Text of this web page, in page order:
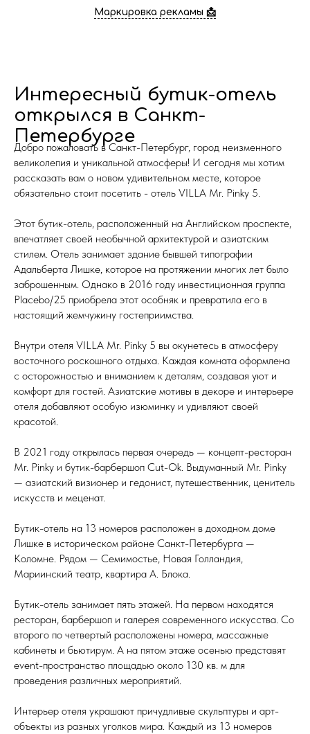
Маркировка рекламы 📩
Интересный бутик-отель
открылся в Санкт-
Петербурге
Добро пожаловать в Санкт-Петербург, город неизменного
великолепия и уникальной атмосферы! И сегодня мы хотим
рассказать вам о новом удивительном месте, которое
обязательно стоит посетить - отель VILLA Mr. Pinky 5.
Этот бутик-отель, расположенный на Английском проспекте,
впечатляет своей необычной архитектурой и азиатским
стилем. Отель занимает здание бывшей типографии
Адальберта Лишке, которое на протяжении многих лет было
заброшенным. Однако в 2016 году инвестиционная группа
Placebo/25 приобрела этот особняк и превратила его в
настоящий жемчужину гостеприимства.
Внутри отеля VILLA Mr. Pinky 5 вы окунетесь в атмосферу
восточного роскошного отдыха. Каждая комната оформлена
с осторожностью и вниманием к деталям, создавая уют и
комфорт для гостей. Азиатские мотивы в декоре и интерьере
отеля добавляют особую изюминку и удивляют своей
красотой.
В 2021 году открылась первая очередь — концепт-ресторан
Mr. Pinky и бутик-барбершоп Cut-Ok. Выдуманный Mr. Pinky
— азиатский визионер и гедонист, путешественник, ценитель
искусств и меценат.
Бутик-отель на 13 номеров расположен в доходном доме
Лишке в историческом районе Санкт-Петербурга —
Коломне. Рядом — Семимостье, Новая Голландия,
Мариинский театр, квартира А. Блока.
Бутик-отель занимает пять этажей. На первом находятся
ресторан, барбершоп и галерея современного искусства. Со
второго по четвертый расположены номера, массажные
кабинеты и бьютирум. А на пятом этаже осенью представят
event-пространство площадью около 130 кв. м для
проведения различных мероприятий.
Интерьер отеля украшают причудливые скульптуры и арт-
объекты из разных уголков мира. Каждый из 13 номеров